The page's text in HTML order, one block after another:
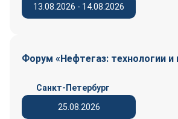
13.08.2026 - 14.08.2026
Форум «Нефтегаз: технологии и
25.08.2026
Санкт-Петербург